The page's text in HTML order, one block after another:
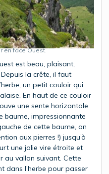
en face Ouest.
est beau, plaisant,
la crête, il faut
un petit couloir qui
En haut de ce couloir
une sente horizontale
baume, impressionnante
de cette baume, on
aux pierres !) jusqu’à
une jolie vire étroite et
au vallon suivant. Cette
dans l’herbe pour passer